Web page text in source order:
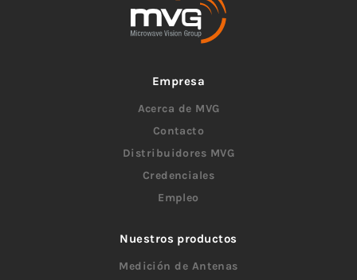
Empresa
Acerca de MVG
Contacto
Distribuidores MVG
Credenciales
Empleo
Nuestros productos
Medición de Antenas